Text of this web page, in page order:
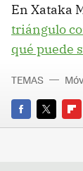
En Xataka
triángulo
qué puede
FACEBOOK
TWITTER
TEMAS